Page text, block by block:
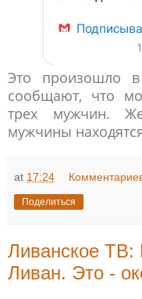
Это произошло
сообщают, что
трех мужчин.
мужчины
at 17:24
Поделиться
Ливанское ТВ:
Ливан. Это -